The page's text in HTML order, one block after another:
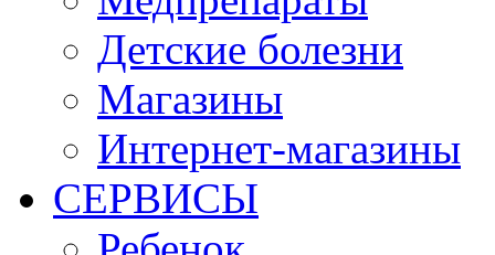
Детские болезни
Магазины
Интернет-магазины
СЕРВИСЫ